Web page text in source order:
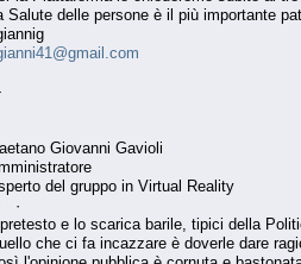
Salute delle persone è il più importante
Giovanni Gavioli
del gruppo in Virtual Reality
·
e lo scarica barile, tipici della
che ci fa incazzare è doverle dare